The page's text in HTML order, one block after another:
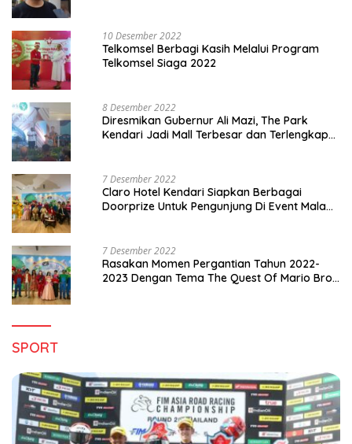
10 Desember 2022
Telkomsel Berbagi Kasih Melalui Program
Telkomsel Siaga 2022
8 Desember 2022
Diresmikan Gubernur Ali Mazi, The Park
Kendari Jadi Mall Terbesar dan Terlengkap
7 Desember 2022
Claro Hotel Kendari Siapkan Berbagai
Doorprize Untuk Pengunjung Di Event Malam
7 Desember 2022
Rasakan Momen Pergantian Tahun 2022-
2023 Dengan Tema The Quest Of Mario Bros
SPORT